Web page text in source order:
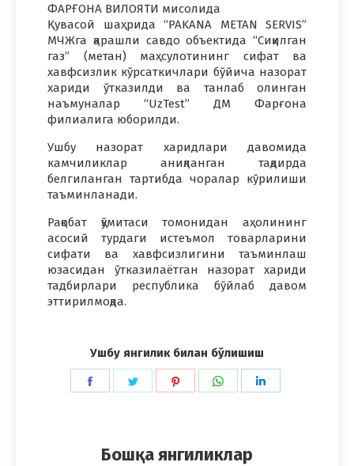
ФАРҒОНА ВИЛОЯТИ мисолида
Қувасой шаҳрида “PAKANA METAN SERVIS”
МЧЖга қарашли савдо объектида “Сиқилган
газ” (метан) маҳсулотининг сифат ва
хавфсизлик кўрсаткичлари бўйича назорат
хариди ўтказилди ва танлаб олинган
наъмуналар “UzTest” ДМ Фарғона
филиалига юборилди.
Ушбу назорат харидлари давомида
камчиликлар аниқланган тақдирда
белгиланган тартибда чоралар кўрилиши
таъминланади.
Рақобат қўмитаси томонидан аҳолининг
асосий турдаги истеъмол товарларини
сифати ва хавфсизлигини таъминлаш
юзасидан ўтказилаётган назорат хариди
тадбирлари республика бўйлаб давом
эттирилмоқда.
Ушбу янгилик билан бўлишиш
Share
Share
Share
Share
Бошқа янгиликлар